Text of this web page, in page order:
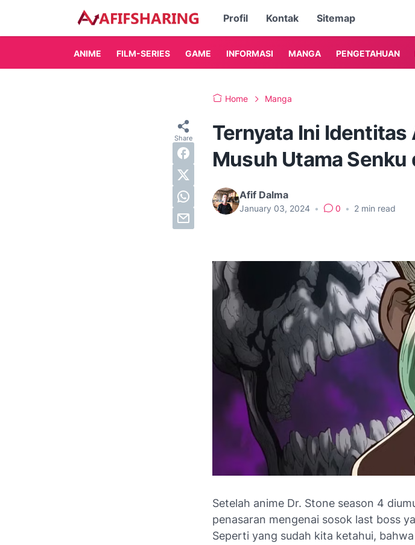
Profil Kontak Sitemap
ANIME FILM-SERIES GAME INFORMASI MANGA PENGETAHUAN
Home Manga
Ternyata Ini
Musuh Utama Senku
Afif Dalma
January 03, 2024 • 0 • 2 min read
Setelah anime Dr. Stone season 4
penasaran mengenai sosok last boss
Seperti yang sudah kita ketahui,